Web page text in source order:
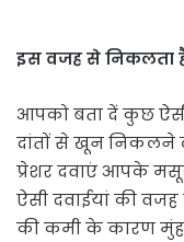
इस वजह से निकलता
आपको बता दें कुछ
दांतों से खून निकलने
प्रेशर दवाएं आपके
ऐसी दवाईयां की
की कमी के कारण मुंह